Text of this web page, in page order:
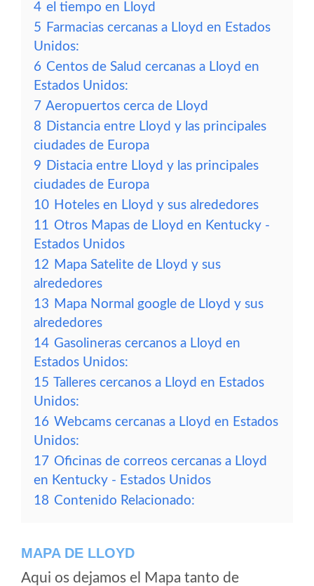
4 el tiempo en Lloyd
5 Farmacias cercanas a Lloyd en Estados
Unidos:
6 Centos de Salud cercanas a Lloyd en
Estados Unidos:
7 Aeropuertos cerca de Lloyd
8 Distancia entre Lloyd y las principales
ciudades de Europa
9 Distacia entre Lloyd y las principales
ciudades de Europa
10 Hoteles en Lloyd y sus alrededores
11 Otros Mapas de Lloyd en Kentucky -
Estados Unidos
12 Mapa Satelite de Lloyd y sus
alrededores
13 Mapa Normal google de Lloyd y sus
alrededores
14 Gasolineras cercanos a Lloyd en
Estados Unidos:
15 Talleres cercanos a Lloyd en Estados
Unidos:
16 Webcams cercanas a Lloyd en Estados
Unidos:
17 Oficinas de correos cercanas a Lloyd
en Kentucky - Estados Unidos
18 Contenido Relacionado:
MAPA DE LLOYD
Aqui os dejamos el Mapa tanto de